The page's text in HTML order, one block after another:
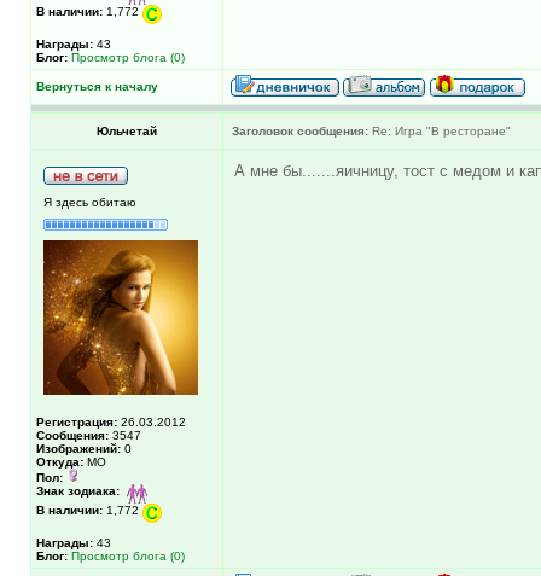
В наличии: 1,772
Награды: 43
Блог: Просмотр блога (0)
Вернуться к началу
Юльчетай Заголовок сообщения: Re: Игра "В ресторане"
Я здесь обитаю
Регистрация: 26.03.2012
Сообщения: 3547
Изображений: 0
Откуда: МО
Пол:
Знак зодиака:
В наличии: 1,772
Награды: 43
Блог: Просмотр блога (0)
А мне бы.......яичницу, тост с медом и